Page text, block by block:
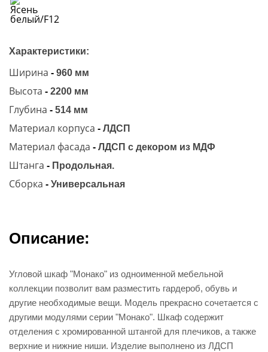
Характеристики:
Ширина - 960 мм
Высота - 2200 мм
Глубина - 514 мм
Материал корпуса - ЛДСП
Материал фасада - ЛДСП с декором из МДФ
Штанга - Продольная.
Сборка - Универсальная
Описание:
Угловой шкаф "Монако" из одноименной мебельной
коллекции позволит вам разместить гардероб, обувь и
другие необходимые вещи. Модель прекрасно сочетается с
другими модулями серии "Монако". Шкаф содержит
отделения с хромированной штангой для плечиков, а также
верхние и нижние ниши. Изделие выполнено из ЛДСП